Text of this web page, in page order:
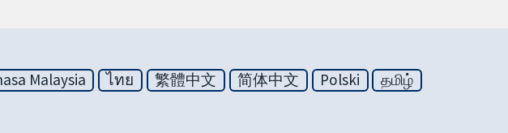
Malaysia ไทย 繁體中文 简体中文 Polski
தமிழ்